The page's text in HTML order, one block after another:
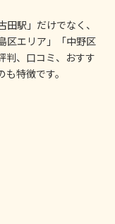
駅」だけでなく、
区エリア」「中野区
判、口コミ、おすす
特徴です。